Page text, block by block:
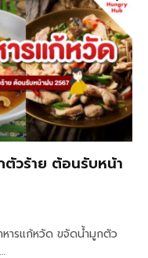
ตัวร้าย ต้อนรับหน้า
หารแก้หวัด ขจัดน้ำมูกตัว